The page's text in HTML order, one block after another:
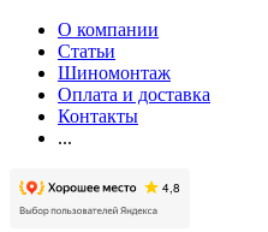
О компании
Статьи
Шиномонтаж
Оплата и доставка
Контакты
...